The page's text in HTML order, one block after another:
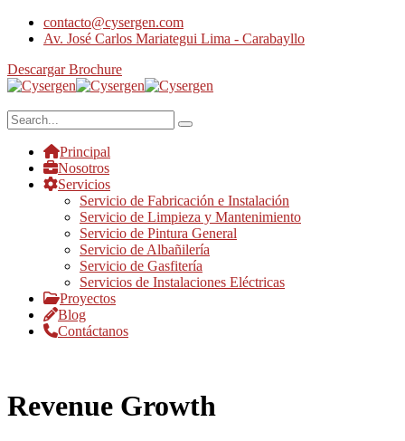
contacto@cysergen.com
Av. José Carlos Mariategui Lima - Carabayllo
Descargar Brochure
Principal
Nosotros
Servicios
Servicio de Fabricación e Instalación
Servicio de Limpieza y Mantenimiento
Servicio de Pintura General
Servicio de Albañilería
Servicio de Gasfitería
Servicios de Instalaciones Eléctricas
Proyectos
Blog
Contáctanos
Revenue Growth